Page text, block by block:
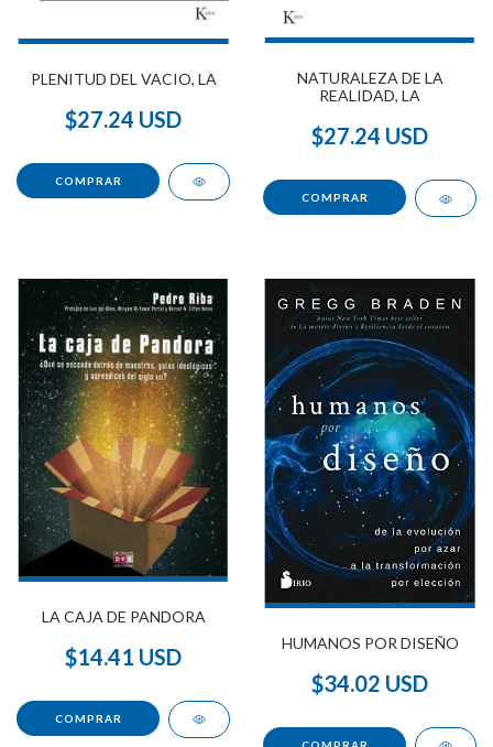
PLENITUD DEL VACIO, LA
$27.24 USD
NATURALEZA DE LA
REALIDAD, LA
$27.24 USD
LA CAJA DE PANDORA
$14.41 USD
HUMANOS POR DISEÑO
$34.02 USD